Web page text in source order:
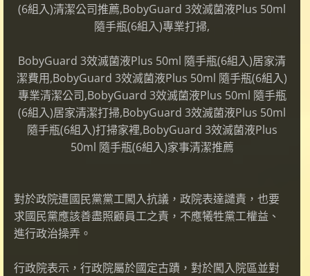
(6組入)清潔公司推薦,BobyGuard 3效滅菌液Plus 50ml
隨手瓶(6組入)專業打掃,
BobyGuard 3效滅菌液Plus 50ml 隨手瓶(6組入)居家清
潔費用,BobyGuard 3效滅菌液Plus 50ml 隨手瓶(6組入)
專業清潔公司,BobyGuard 3效滅菌液Plus 50ml 隨手瓶
(6組入)居家清潔打掃,BobyGuard 3效滅菌液Plus 50ml
隨手瓶(6組入)打掃家裡,BobyGuard 3效滅菌液Plus
50ml 隨手瓶(6組入)家事清潔推薦
對於政院遭國民黨黨工闖入抗議，政院表達譴責，也要
求國民黨應該善盡照顧員工之責，不應犧牲黨工權益、
進行政治操弄。
行政院表示，行政院屬於國定古蹟，對於闖入院區並對